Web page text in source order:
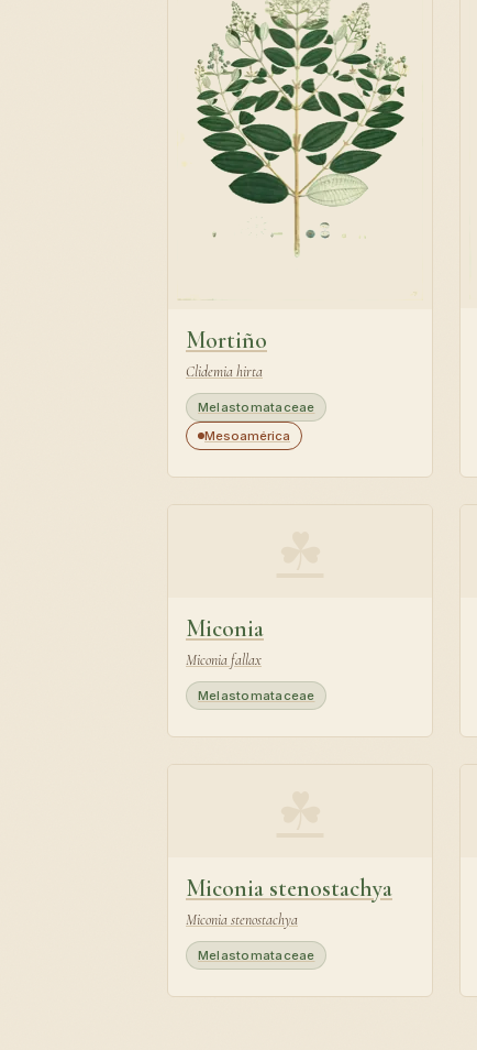
Mortiño
Clidemia hirta
Melastomataceae
Mesoamérica
Miconia
Miconia fallax
Melastomataceae
Miconia stenostachya
Miconia stenostachya
Melastomataceae